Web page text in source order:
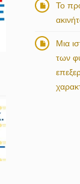
Το
Μια
των